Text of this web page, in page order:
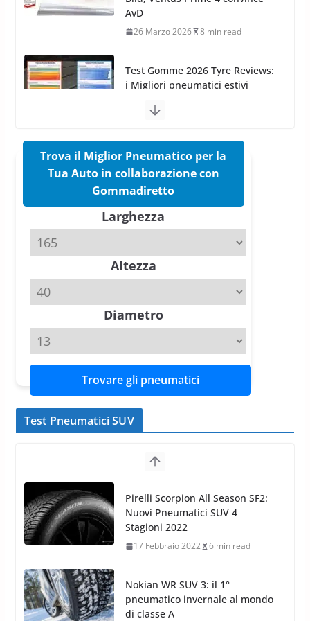
i Migliori pneumatici estivi
sportivi a confronto
Pirelli Cinturato 2026: due
confermano il salto tecnico del
Pirelli P Zero Trofeo RS: per
Tyre Reviews è la gomma semi-
slick da battere
Michelin Pilot Sport 4 S – Test
su Range Rover Sport D350 HST
11 Aprile 2026 15 min read
Trova il Miglior Pneumatico per la
Tua Auto in collaborazione con
Gommadiretto
Larghezza
Altezza
Diametro
Trovare gli pneumatici
Test Pneumatici SUV
Nokian WR SUV 3: il 1°
pneumatico invernale al mondo
di classe A
13 Maggio 2015 2 min read
Nokian WR SUV 3: nuovi
Pneumatici Invernali HP per
condizioni invernali difficili